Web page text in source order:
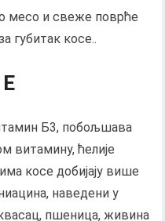
месо и свеже поврће
губитак косе..
Б3, побољшава
витамину, ћелије
косе добијају више
наведени у
пшеница, живина